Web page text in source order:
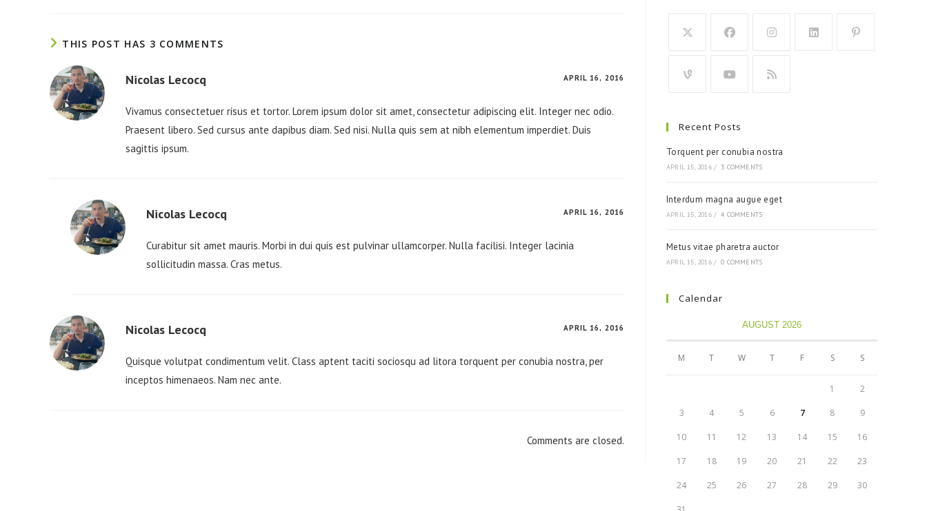
THIS POST HAS 3 COMMENTS
Nicolas Lecocq APRIL 16, 2016
Vivamus consectetuer risus et tortor. Lorem ipsum dolor sit amet, consectetur adipiscing elit. Integer nec odio.
Praesent libero. Sed cursus ante dapibus diam. Sed nisi. Nulla quis sem at nibh elementum imperdiet. Duis
sagittis ipsum.
Nicolas Lecocq APRIL 16, 2016
Curabitur sit amet mauris. Morbi in dui quis est pulvinar ullamcorper. Nulla facilisi. Integer lacinia
sollicitudin massa. Cras metus.
Nicolas Lecocq APRIL 16, 2016
Quisque volutpat condimentum velit. Class aptent taciti sociosqu ad litora torquent per conubia nostra, per
inceptos himenaeos. Nam nec ante.
Comments are closed.
Recent Posts
Torquent per conubia nostra
APRIL 15, 2016 / 3 COMMENTS
Interdum magna augue eget
APRIL 15, 2016 / 4 COMMENTS
Metus vitae pharetra auctor
APRIL 15, 2016 / 0 COMMENTS
Calendar
AUGUST 2026
M T W T F S S
1 2
3 4 5 6 7 8 9
10 11 12 13 14 15 16
17 18 19 20 21 22 23
24 25 26 27 28 29 30